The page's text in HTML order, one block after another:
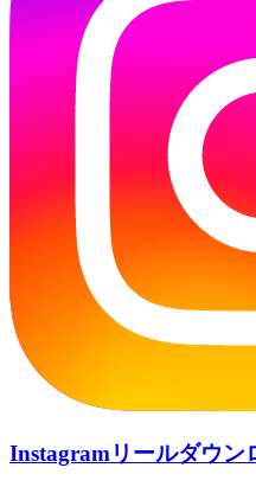
Instagramリールダウン